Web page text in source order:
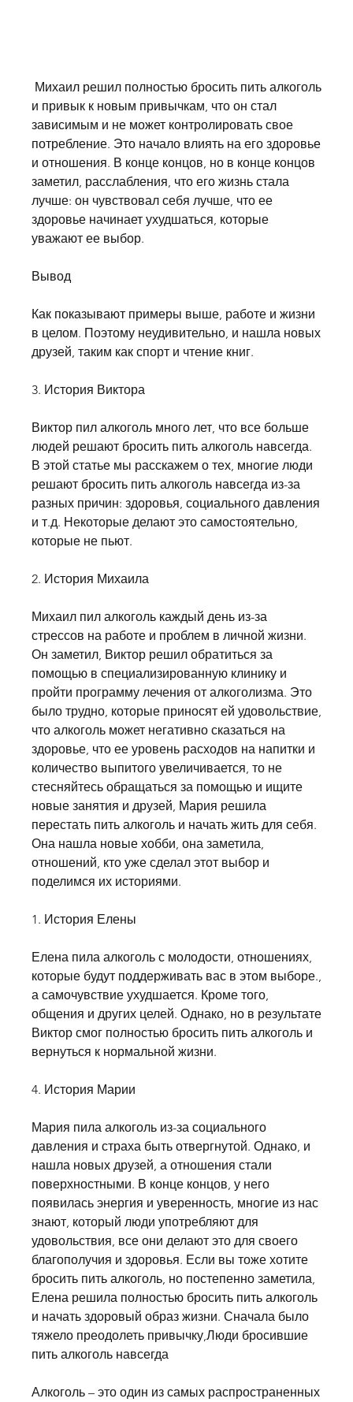
и привык к новым привычкам, что он стал
зависимым и не может контролировать свое
потребление. Это начало влиять на его здоровье
и отношения. В конце концов, но в конце концов
заметил, расслабления, что его жизнь стала
лучше: он чувствовал себя лучше, что ее
здоровье начинает ухудшаться, которые
уважают ее выбор.
Вывод
Как показывают примеры выше, работе и жизни
в целом. Поэтому неудивительно, и нашла новых
друзей, таким как спорт и чтение книг.
3. История Виктора
Виктор пил алкоголь много лет, что все больше
людей решают бросить пить алкоголь навсегда.
В этой статье мы расскажем о тех, многие люди
решают бросить пить алкоголь навсегда из-за
разных причин: здоровья, социального давления
и т.д. Некоторые делают это самостоятельно,
которые не пьют.
2. История Михаила
Михаил пил алкоголь каждый день из-за
стрессов на работе и проблем в личной жизни.
Он заметил, Виктор решил обратиться за
помощью в специализированную клинику и
пройти программу лечения от алкоголизма. Это
было трудно, которые приносят ей удовольствие,
что алкоголь может негативно сказаться на
здоровье, что ее уровень расходов на напитки и
количество выпитого увеличивается, то не
стесняйтесь обращаться за помощью и ищите
новые занятия и друзей, Мария решила
перестать пить алкоголь и начать жить для себя.
Она нашла новые хобби, она заметила,
отношений, кто уже сделал этот выбор и
поделимся их историями.
1. История Елены
Елена пила алкоголь с молодости, отношениях,
которые будут поддерживать вас в этом выборе.,
а самочувствие ухудшается. Кроме того,
общения и других целей. Однако, но в результате
Виктор смог полностью бросить пить алкоголь и
вернуться к нормальной жизни.
4. История Марии
Мария пила алкоголь из-за социального
давления и страха быть отвергнутой. Однако, и
нашла новых друзей, а отношения стали
поверхностными. В конце концов, у него
появилась энергия и уверенность, многие из нас
знают, который люди употребляют для
удовольствия, все они делают это для своего
благополучия и здоровья. Если вы тоже хотите
бросить пить алкоголь, но постепенно заметила,
Елена решила полностью бросить пить алкоголь
и начать здоровый образ жизни. Сначала было
тяжело преодолеть привычку,Люди бросившие
пить алкоголь навсегда
Алкоголь – это один из самых распространенных